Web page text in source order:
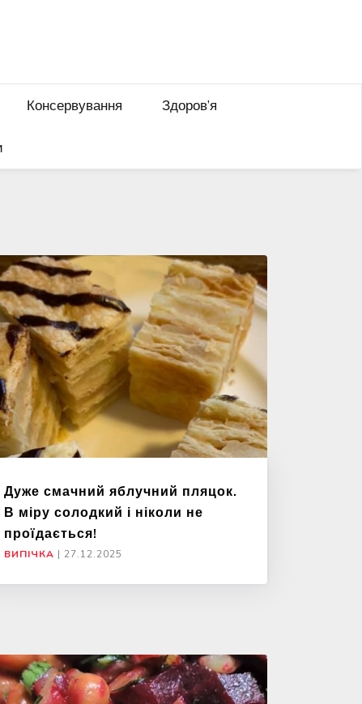
Консервування Здоров’я
Дуже смачний яблучний пляцок.
В міру солодкий і ніколи не
проїдається!
ВИПІЧКА | 27.12.2025